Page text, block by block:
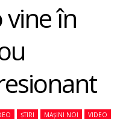
vine în
ȘTIRI MAȘINI NOI VIDEO